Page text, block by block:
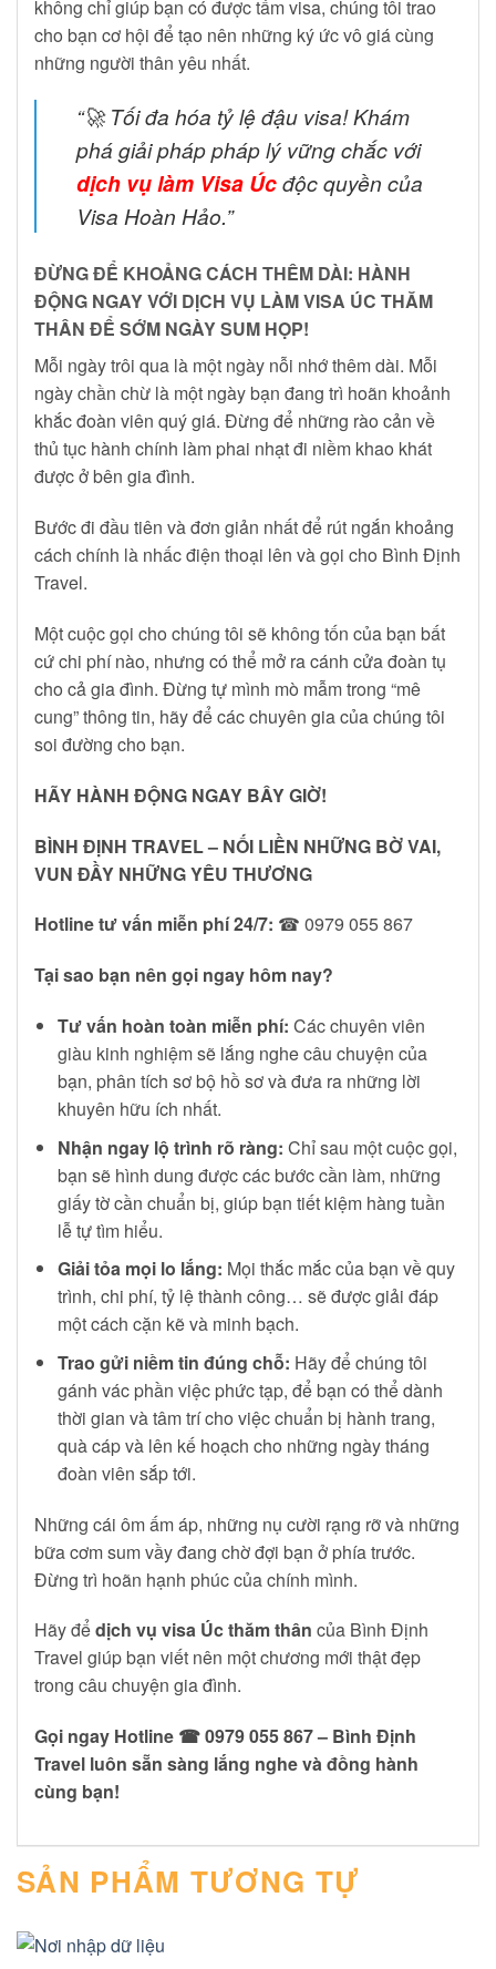
không chỉ giúp bạn có được tấm visa, chúng tôi trao
cho bạn cơ hội để tạo nên những ký ức vô giá cùng
những người thân yêu nhất.
“🚀 Tối đa hóa tỷ lệ đậu visa! Khám
phá giải pháp pháp lý vững chắc với
dịch vụ làm Visa Úcđộc quyền của
Visa Hoàn Hảo.”
ĐỪNG ĐỂ KHOẢNG CÁCH THÊM DÀI: HÀNH
ĐỘNG NGAY VỚI DỊCH VỤ LÀM VISA ÚC THĂM
THÂN ĐỂ SỚM NGÀY SUM HỌP!
Mỗi ngày trôi qua là một ngày nỗi nhớ thêm dài. Mỗi
ngày chần chừ là một ngày bạn đang trì hoãn khoảnh
khắc đoàn viên quý giá. Đừng để những rào cản về
thủ tục hành chính làm phai nhạt đi niềm khao khát
được ở bên gia đình.
Bước đi đầu tiên và đơn giản nhất để rút ngắn khoảng
cách chính là nhấc điện thoại lên và gọi cho Bình Định
Travel.
Một cuộc gọi cho chúng tôi sẽ không tốn của bạn bất
cứ chi phí nào, nhưng có thể mở ra cánh cửa đoàn tụ
cho cả gia đình. Đừng tự mình mò mẫm trong “mê
cung” thông tin, hãy để các chuyên gia của chúng tôi
soi đường cho bạn.
HÃY HÀNH ĐỘNG NGAY BÂY GIỜ!
BÌNH ĐỊNH TRAVEL – NỐI LIỀN NHỮNG BỜ VAI,
VUN ĐẦY NHỮNG YÊU THƯƠNG
Hotline tư vấn miễn phí 24/7: ☎ 0979 055 867
Tại sao bạn nên gọi ngay hôm nay?
Tư vấn hoàn toàn miễn phí: Các chuyên viên
giàu kinh nghiệm sẽ lắng nghe câu chuyện của
bạn, phân tích sơ bộ hồ sơ và đưa ra những lời
khuyên hữu ích nhất.
Nhận ngay lộ trình rõ ràng: Chỉ sau một cuộc gọi,
bạn sẽ hình dung được các bước cần làm, những
giấy tờ cần chuẩn bị, giúp bạn tiết kiệm hàng tuần
lễ tự tìm hiểu.
Giải tỏa mọi lo lắng: Mọi thắc mắc của bạn về quy
trình, chi phí, tỷ lệ thành công… sẽ được giải đáp
một cách cặn kẽ và minh bạch.
Trao gửi niềm tin đúng chỗ: Hãy để chúng tôi
gánh vác phần việc phức tạp, để bạn có thể dành
thời gian và tâm trí cho việc chuẩn bị hành trang,
quà cáp và lên kế hoạch cho những ngày tháng
đoàn viên sắp tới.
Những cái ôm ấm áp, những nụ cười rạng rỡ và những
bữa cơm sum vầy đang chờ đợi bạn ở phía trước.
Đừng trì hoãn hạnh phúc của chính mình.
Hãy đểdịch vụ visa Úc thăm thân của Bình Định
Travel giúp bạn viết nên một chương mới thật đẹp
trong câu chuyện gia đình.
Gọi ngay Hotline ☎ 0979 055 867 – Bình Định
Travel luôn sẵn sàng lắng nghe và đồng hành
cùng bạn!
SẢN PHẨM TƯƠNG TỰ